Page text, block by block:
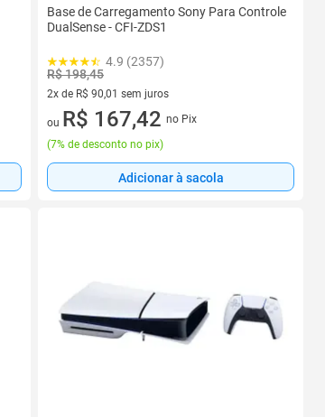
Base de Carregamento Sony Para Controle
DualSense - CFI-ZDS1
4.9 (2357)
R$ 198,45
2x de R$ 90,01 sem juros
2 vez de R$ 90,01 sem juros
ou R$ 167,42 no Pix
(7% de desconto no pix)
Adicionar à sacola